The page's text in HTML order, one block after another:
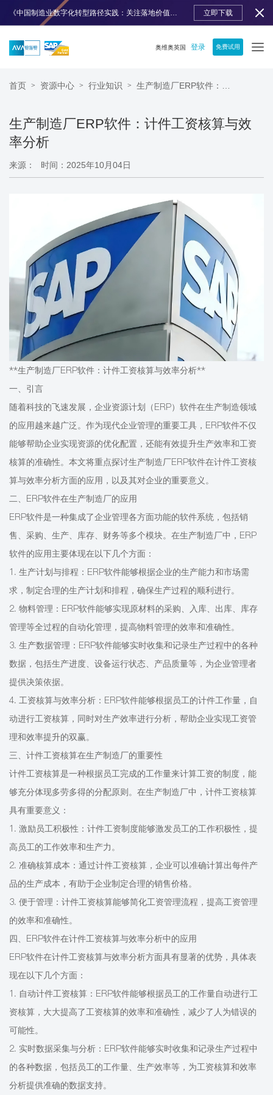
立即下载
奥维奥英国 登录 免费试用
首页 > 资源中心 > 行业知识 >
生产制造厂ERP软件：计件工资核算与效
率分析​​
来源： 时间：2025年10月04日
**生产制造厂ERP软件：计件工资核算与效率分析**
一、引言
随着科技的飞速发展，企业资源计划（ERP）软件在生产制造领域
的应用越来越广泛。作为现代企业管理的重要工具，ERP软件不仅
能够帮助企业实现资源的优化配置，还能有效提升生产效率和工资
核算的准确性。本文将重点探讨生产制造厂ERP软件在计件工资核
算与效率分析方面的应用，以及其对企业的重要意义。
二、ERP软件在生产制造厂的应用
ERP软件是一种集成了企业管理各方面功能的软件系统，包括销
售、采购、生产、库存、财务等多个模块。在生产制造厂中，ERP
软件的应用主要体现在以下几个方面：
1. 生产计划与排程：ERP软件能够根据企业的生产能力和市场需
求，制定合理的生产计划和排程，确保生产过程的顺利进行。
2. 物料管理：ERP软件能够实现原材料的采购、入库、出库、库存
管理等全过程的自动化管理，提高物料管理的效率和准确性。
3. 生产数据管理：ERP软件能够实时收集和记录生产过程中的各种
数据，包括生产进度、设备运行状态、产品质量等，为企业管理者
提供决策依据。
4. 工资核算与效率分析：ERP软件能够根据员工的计件工作量，自
动进行工资核算，同时对生产效率进行分析，帮助企业实现工资管
理和效率提升的双赢。
三、计件工资核算在生产制造厂的重要性
计件工资核算是一种根据员工完成的工作量来计算工资的制度，能
够充分体现多劳多得的分配原则。在生产制造厂中，计件工资核算
具有重要意义：
1. 激励员工积极性：计件工资制度能够激发员工的工作积极性，提
高员工的工作效率和生产力。
2. 准确核算成本：通过计件工资核算，企业可以准确计算出每件产
品的生产成本，有助于企业制定合理的销售价格。
3. 便于管理：计件工资核算能够简化工资管理流程，提高工资管理
的效率和准确性。
四、ERP软件在计件工资核算与效率分析中的应用
ERP软件在计件工资核算与效率分析方面具有显著的优势，具体表
现在以下几个方面：
1. 自动计件工资核算：ERP软件能够根据员工的工作量自动进行工
资核算，大大提高了工资核算的效率和准确性，减少了人为错误的
可能性。
2. 实时数据采集与分析：ERP软件能够实时收集和记录生产过程中
的各种数据，包括员工的工作量、生产效率等，为工资核算和效率
分析提供准确的数据支持。